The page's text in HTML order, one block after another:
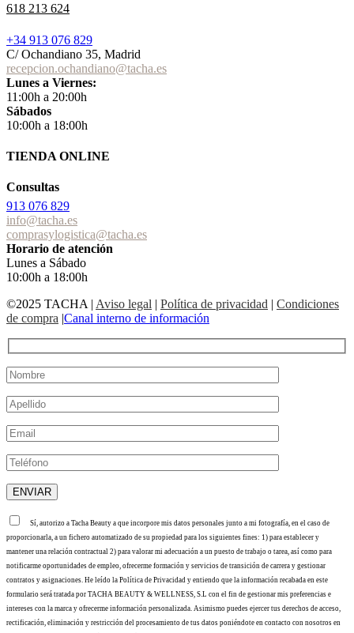
618 213 624
+34 913 076 829
C/ Ochandiano 35, Madrid
recepcion.ochandiano@tacha.es
Lunes a Viernes:
11:00h a 20:00h
Sábados
10:00h a 18:00h
TIENDA ONLINE
Consultas
913 076 829
info@tacha.es
comprasylogistica@tacha.es
Horario de atención
Lunes a Sábado
10:00h a 18:00h
©2025 TACHA Aviso legal Política de privacidad
Condiciones
de compra Canal interno de información
Sí, autorizo a Tacha Beauty a que incorpore mis datos personales junto a mi fotografía, en el caso de
proporcionarla, a un fichero automatizado de su propiedad para los siguientes fines: 1) para establecer y
mantener una relación contractual 2) para valorar mi adecuación a un puesto de trabajo o tarea, así como para
notificarme oportunidades de empleo, ofrecerme formación y servicios de transición de carrera y gestionar
contratos y asignaciones. He leído la Política de Privacidad y entiendo que la información recabada en este
formulario será tratada por TACHA BEAUTY & WELLNESS, S.L con el fin de gestionar mis preferencias e
intereses con la marca y ofrecerme información personalizada. Asimismo puedes ejercer tus derechos de acceso,
rectificación, eliminación y restricción del procesamiento de tus datos poniéndote en contacto con nosotros en